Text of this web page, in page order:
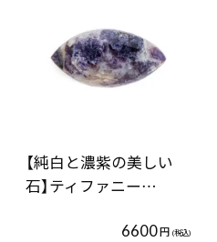
【純白と濃紫の美しい
石】ティファニー…
6600円 (税込)